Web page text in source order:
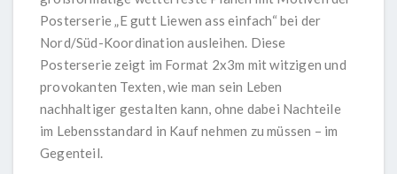
Posterserie „E gutt Liewen ass einfach“ bei der
Nord/Süd-Koordination ausleihen. Diese
Posterserie zeigt im Format 2x3m mit witzigen und
provokanten Texten, wie man sein Leben
nachhaltiger gestalten kann, ohne dabei Nachteile
im Lebensstandard in Kauf nehmen zu müssen – im
Gegenteil.